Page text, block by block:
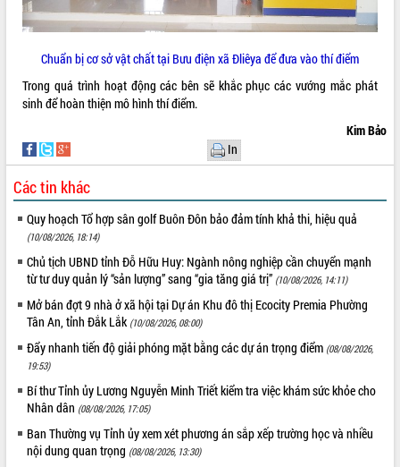
LIÊN KẾT WEB
THỐNG KÊ TRUY CẬP
Hôm nay: 31907
Chuẩn bị cơ sở vật chất tại Bưu điện xã Đliêya để đưa vào thí điểm
Trong quá trình hoạt động các bên sẽ khắc phục các vướng mắc phát
sinh để hoàn thiện mô hình thí điểm.
Kim Bảo
In
Các tin khác
Quy hoạch Tổ hợp sân golf Buôn Đôn bảo đảm tính khả thi, hiệu quả
(10/08/2026, 18:14)
Chủ tịch UBND tỉnh Đỗ Hữu Huy: Ngành nông nghiệp cần chuyển mạnh
từ tư duy quản lý “sản lượng” sang “gia tăng giá trị” (10/08/2026, 14:11)
Mở bán đợt 9 nhà ở xã hội tại Dự án Khu đô thị Ecocity Premia Phường
Tân An, tỉnh Đắk Lắk (10/08/2026, 08:00)
Đẩy nhanh tiến độ giải phóng mặt bằng các dự án trọng điểm (08/08/2026,
19:53)
Bí thư Tỉnh ủy Lương Nguyễn Minh Triết kiểm tra việc khám sức khỏe cho
Nhân dân (08/08/2026, 17:05)
Ban Thường vụ Tỉnh ủy xem xét phương án sắp xếp trường học và nhiều
nội dung quan trọng (08/08/2026, 13:30)